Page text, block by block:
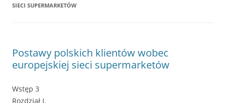
SIECI SUPERMARKETÓW
Postawy polskich klientów wobec
europejskiej sieci supermarketów
Wstęp 3
Rozdział I.